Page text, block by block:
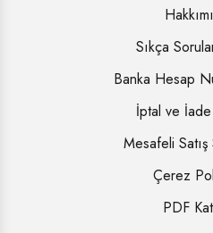
Sıkça
Banka Hesap
İptal ve İade
Mesafeli Satış
Çerez
PDF